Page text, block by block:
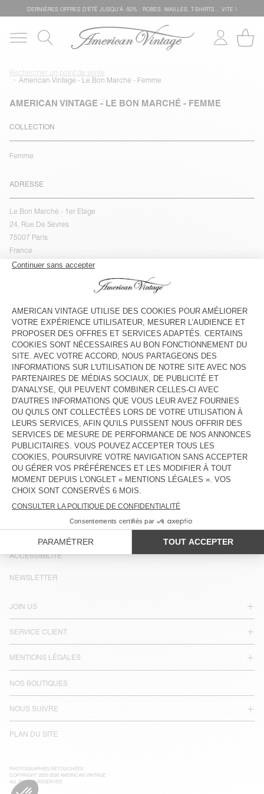
DERNIÈRES OFFRES D'ÉTÊ JUSQU'À -50% : ROBES, MAILLES, T-SHIRTS... VITE !
Rechercher un point de vente
American Vintage - Le Bon Marché - Femme
AMERICAN VINTAGE - LE BON MARCHÉ - FEMME
COLLECTION
Femme
ADRESSE
Le Bon Marché - 1er Étage
24, Rue De Sèvres
75007 Paris
France
Lundi
10:00 - 20:00
Mardi
10:00 - 20:00
Mercredi
10:00 - 20:00
Jeudi
10:00 - 20:00
Vendredi
10:00 - 20:00
Samedi
10:00 - 20:00
Dimanche
11:00 - 20:00
CONTACT
Tél. :(+33) 01 42 84 34 52
E-mail :contact@americanvintage-store.com
FRANCE
LANGUE :
ACCESSIBILITÉ
JOIN US
SERVICE CLIENT
MENTIONS LÉGALES
NOS BOUTIQUES
NOUS SUIVRE
PLAN DU SITE
NEWSLETTER
PHOTOGRAPHIES RETOUCHÉES
COPYRIGHT 2025-2026 AMERICAN VINTAGE
ALL RIGHTS RESERVED